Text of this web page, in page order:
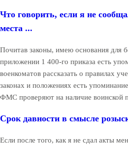
Что говорить, если я не
места ...
Почитав законы, имею основания для
приложении 1 400-го приказа есть
военкоматов рассказать о правилах
законах и положениях есть
ФМС проверяют на наличие воинской
Срок давности в смысле
Если после того, как я не сдал акты